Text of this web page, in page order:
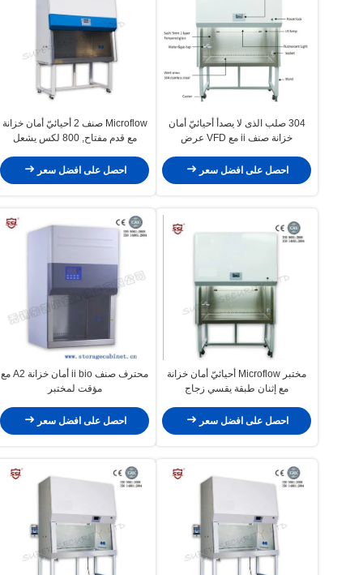
304 صلب الذى لا يصدأ أحيائيّ أمان
خزانة صنف ii مع VFD عرض
احصل على افضل سعر
Microflow صنف 2 أحيائيّ أمان خزانة
مع قدم مفتاح, 800 لكس يشعل
احصل على افضل سعر
مختبر Microflow أحيائيّ أمان خزانة
مع إثنان طبقة يقسي زجاج
احصل على افضل سعر
محترف صنف ii bio أمان خزانة A2 مع
مؤقت لمختبر
احصل على افضل سعر